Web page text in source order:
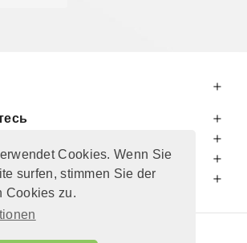
Cookies. Wenn Sie
surfen, stimmen Sie der
Cookies zu.
Вас
- 2026"Petershop GmbH"